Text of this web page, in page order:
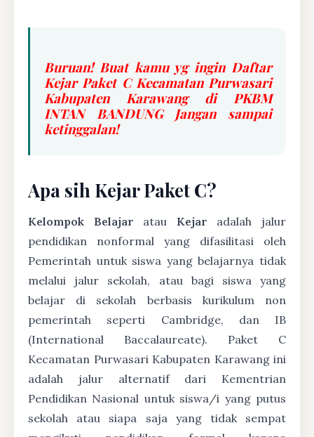
Buruan! Buat kamu yg ingin Daftar
Kejar Paket C Kecamatan Purwasari
Kabupaten Karawang di PKBM
INTAN BANDUNG Jangan sampai
ketinggalan!
Apa sih Kejar Paket C?
Kelompok Belajar atau Kejar adalah jalur
pendidikan nonformal yang difasilitasi oleh
Pemerintah untuk siswa yang belajarnya tidak
melalui jalur sekolah, atau bagi siswa yang
belajar di sekolah berbasis kurikulum non
pemerintah seperti Cambridge, dan IB
(International Baccalaureate). Paket C
Kecamatan Purwasari Kabupaten Karawang ini
adalah jalur alternatif dari Kementrian
Pendidikan Nasional untuk siswa/i yang putus
sekolah atau siapa saja yang tidak sempat